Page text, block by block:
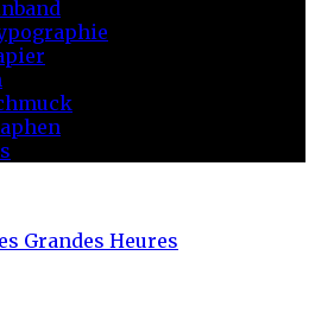
Grandes Heures